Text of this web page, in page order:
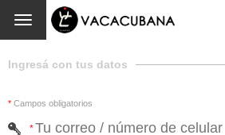
Cambio
Ingresá con tus datos
* Campos obligatorios
*